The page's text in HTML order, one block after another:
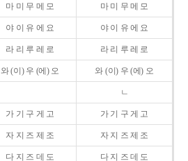
마 미 무 메 모 마 미 무 메 모
야 이 유 에 요 야 이 유 에 요
라 리 루 레 로 라 리 루 레 로
와 (이) 우 (에) 오 와 (이) 우 (에) 오
ㄴ
가 기 구 게 고 가 기 구 게 고
자 지 즈 제 조 자 지 즈 제 조
다 지 즈 데 도 다 지 즈 데 도